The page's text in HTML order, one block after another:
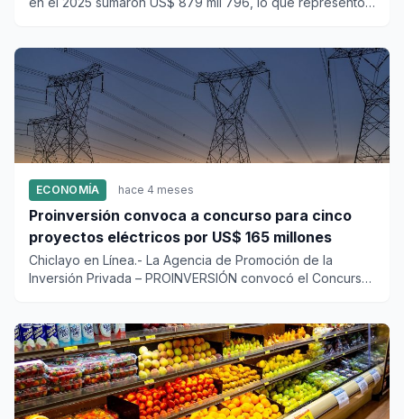
ECONOMÍA hace 4 meses
Proinversión convoca a concurso para cinco
proyectos eléctricos por US$ 165 millones
Chiclayo en Línea.- La Agencia de Promoción de la
Inversión Privada – PROINVERSIÓN convocó el Concurso